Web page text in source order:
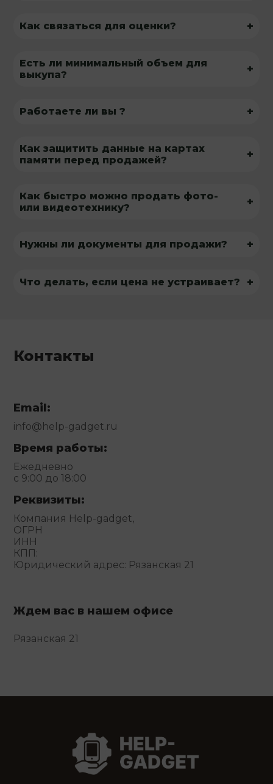
Как связаться для оценки? +
Есть ли минимальный объем для
выкупа?
+
Работаете ли вы ? +
Как защитить данные на картах
памяти перед продажей?
+
Как быстро можно продать фото-
или видеотехнику?
+
Нужны ли документы для продажи? +
Что делать, если цена не устраивает? +
Контакты
Email:
info@help-gadget.ru
Время работы:
Ежедневно
с 9:00 до 18:00
Реквизиты:
Компания Help-gadget,
ОГРН
ИНН
КПП:
Юридический адрес: Рязанская 21
Ждем вас в нашем офисе
Рязанская 21